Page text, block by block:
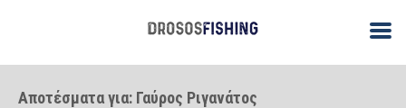
Αποτέσματα για: Γαύρος Ριγανάτος